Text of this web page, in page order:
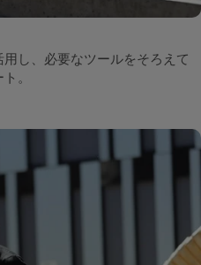
し、必要なツールをそろえて
。